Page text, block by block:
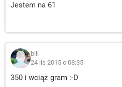
Jestem na 61
bili
24 lis 2015 o 08:35
350 i wciąż gram :-D